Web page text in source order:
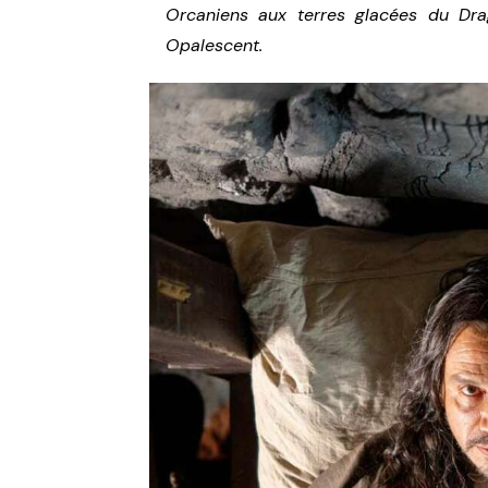
Orcaniens aux terres glacées du
Opalescent.